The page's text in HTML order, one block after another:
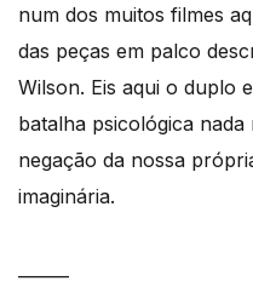
num dos muitos filmes
das peças em palco
Wilson. Eis aqui o duplo
batalha psicológica
negação da nossa
imaginária.